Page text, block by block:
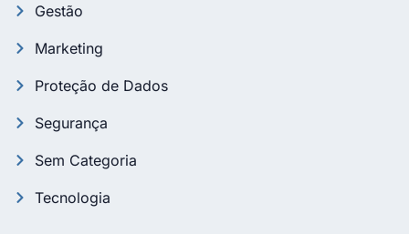
Gestão
Marketing
Proteção de Dados
Segurança
Sem Categoria
Tecnologia